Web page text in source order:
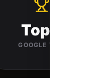
Top 3
GOOGLE VISÉ